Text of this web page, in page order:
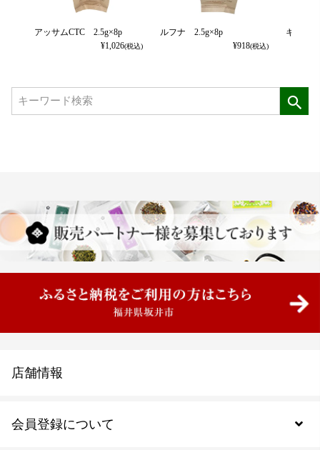
アッサムCTC 2.5g×8p
¥1,026(税込)
ルフナ 2.5g×8p
¥918(税込)
キャン
会員登録について
店舗情報